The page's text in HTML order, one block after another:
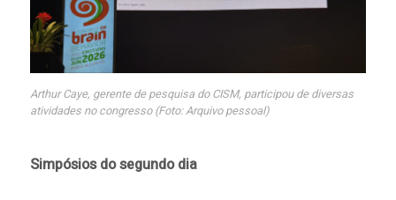
Arthur Caye, gerente de pesquisa do CISM, participou de diversas
atividades no congresso (Foto: Arquivo pessoal)
Simpósios do segundo dia